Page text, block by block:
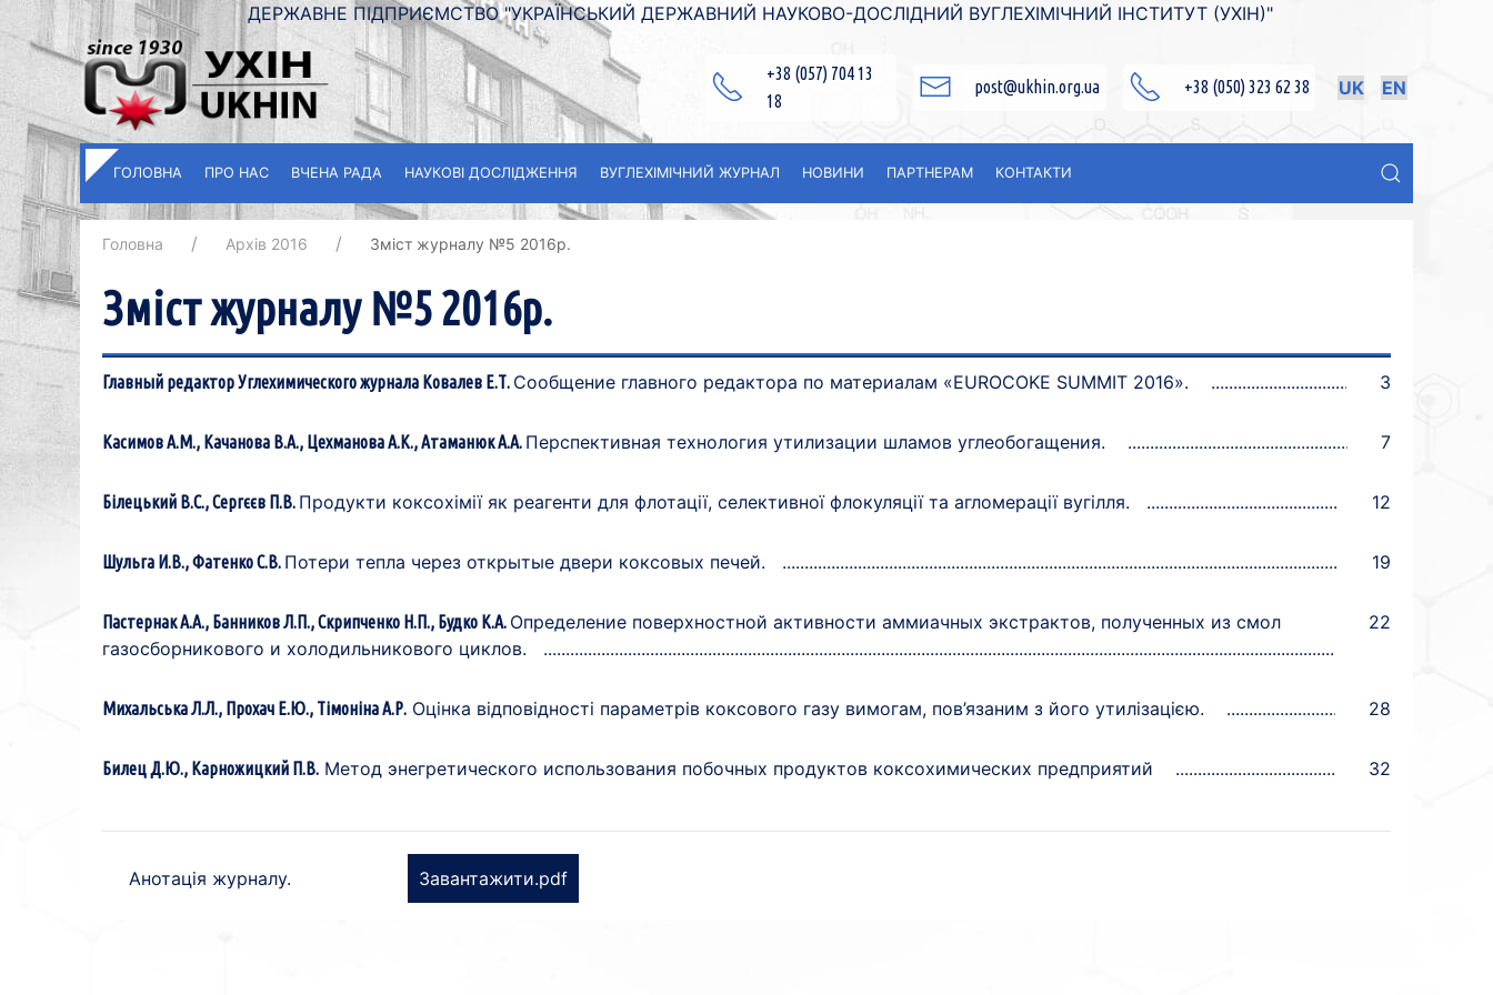
ДЕРЖАВНЕ ПІДПРИЄМСТВО "УКРАЇНСЬКИЙ ДЕРЖАВНИЙ НАУКОВО-ДОСЛІДНИЙ ВУГЛЕХІМІЧНИЙ ІНСТИТУТ (УХІН)"
+38 (057) 704 13
18
post@ukhin.org.ua +38 (050) 323 62 38 UK EN
ГОЛОВНА ПРО НАС ВЧЕНА РАДА НАУКОВІ ДОСЛІДЖЕННЯ ВУГЛЕXІМІЧНИЙ ЖУРНАЛ НОВИНИ ПАРТНЕРАМ КОНТАКТИ
Головна Архів 2016 Зміст журналу №5 2016p.
Зміст журналу №5 2016p.
Главный редактор Углехимического журнала Ковалев Е.Т. Сообщение главного редактора по материалам «EUROCOKE SUMMIT 2016». 3
Касимов А.М., Качанова В.А., Цехманова А.К., Атаманюк А.А. Перспективная технология утилизации шламов углеобогащения. 7
Білецький В.С., Сергєєв П.В. Продукти коксохімії як реагенти для флотації, селективної флокуляції та агломерації вугілля. 12
Шульга И.В., Фатенко С.В. Потери тепла через открытые двери коксовых печей. 19
Пастернак А.А., Банников Л.П., Скрипченко Н.П., Будко К.А. Определение поверхностной активности аммиачных экстрактов, полученных из смол
газосборникового и холодильникового циклов.
22
Михальська Л.Л., Прохач Е.Ю., Тімоніна А.Р. Оцінка відповідності параметрів коксового газу вимогам, пов’язаним з його утилізацією. 28
Билец Д.Ю., Карножицкий П.В. Метод энегретического использования побочных продуктов коксохимических предприятий 32
Анотація журналу. Завантажити.pdf